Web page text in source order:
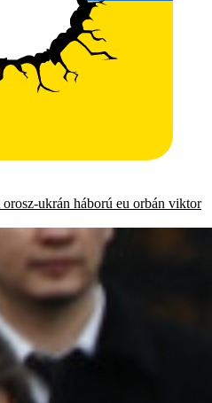
orosz-ukrán háború eu orbán viktor